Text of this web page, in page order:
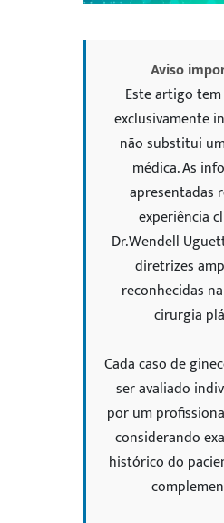
Aviso
Este artigo
exclusivamente
não substitui
médica. As
apresentadas
experiência
Dr. Wendell
diretrizes
reconhecidas
cirurgia
Cada caso de
ser avaliado
por um
considerando
histórico do
5